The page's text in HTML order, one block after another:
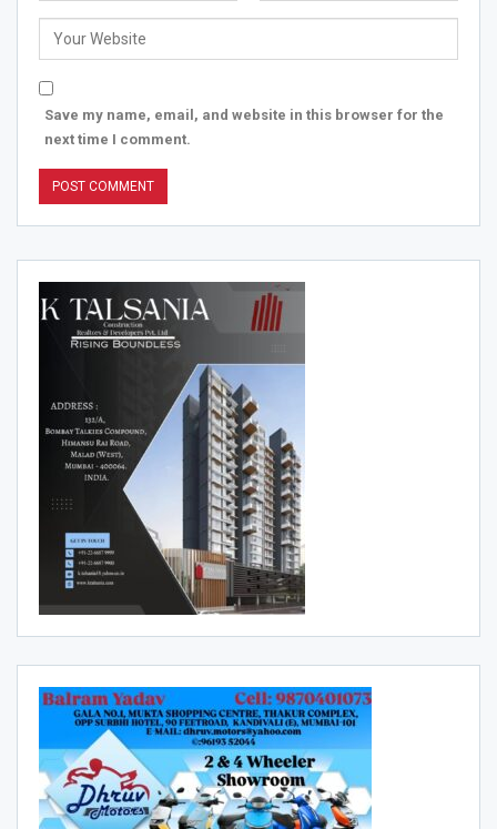
Save my name, email, and website in this browser for the
next time I comment.